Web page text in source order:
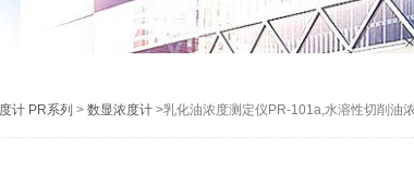
计 PR系列 > 数显浓度计>乳化油浓度测定仪PR-101a,水溶性切削油